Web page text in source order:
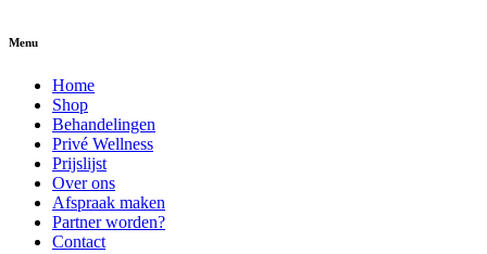
Menu
Home
Shop
Behandelingen
Privé Wellness
Prijslijst
Over ons
Afspraak maken
Partner worden?
Contact